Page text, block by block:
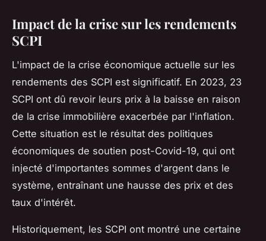
Impact de la crise sur les rendements
SCPI
L'impact de la crise économique actuelle sur les
rendements des SCPI est significatif. En 2023, 23
SCPI ont dû revoir leurs prix à la baisse en raison
de la crise immobilière exacerbée par l'inflation.
Cette situation est le résultat des politiques
économiques de soutien post-Covid-19, qui ont
injecté d'importantes sommes d'argent dans le
système, entraînant une hausse des prix et des
taux d'intérêt.
Historiquement, les SCPI ont montré une certaine